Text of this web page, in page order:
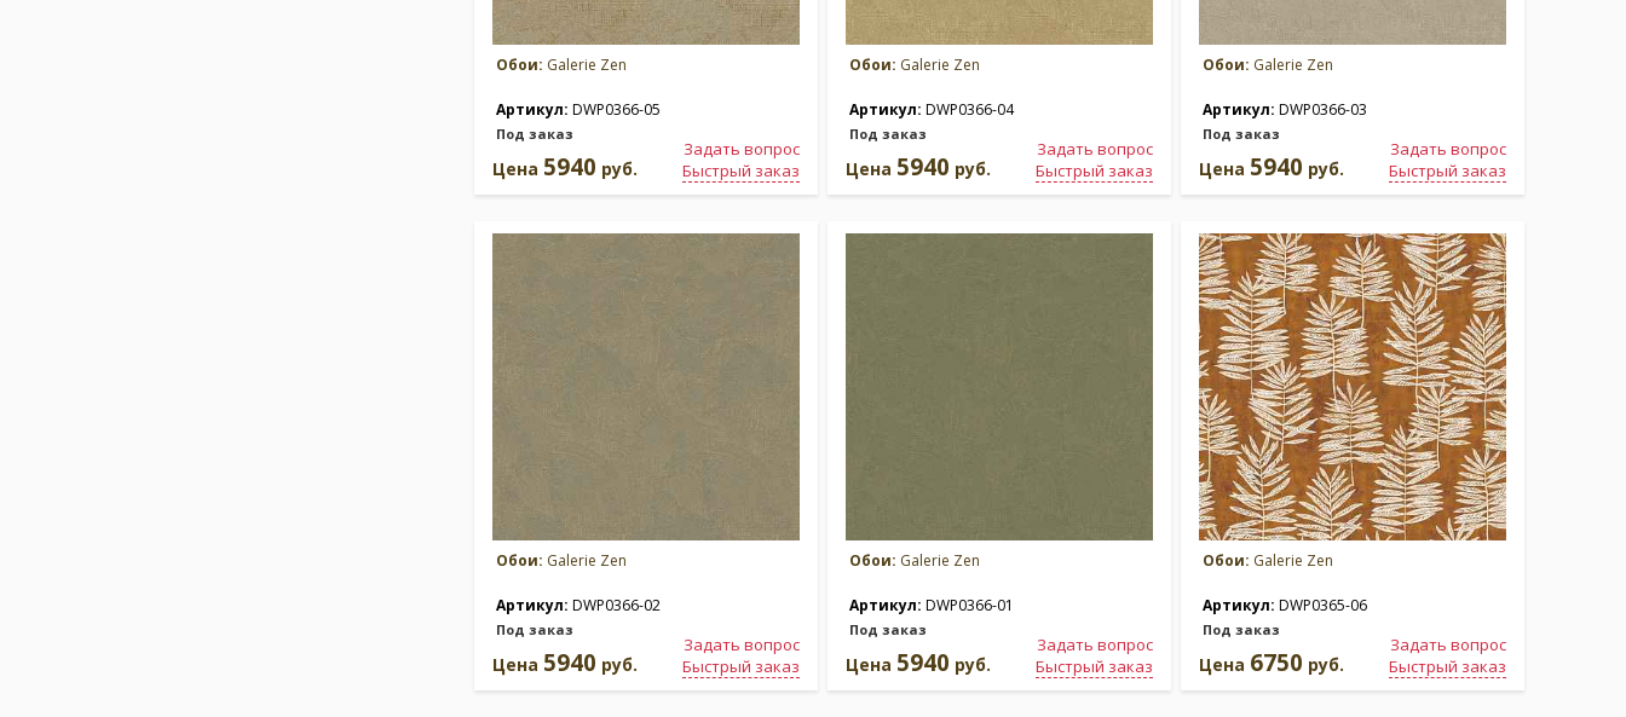
Обои: Galerie Zen
Артикул: DWP0366-05
Под заказ
Задать вопрос
Быстрый заказ
Цена 5940 руб.
Обои: Galerie Zen
Артикул: DWP0366-04
Под заказ
Задать вопрос
Быстрый заказ
Цена 5940 руб.
Обои: Galerie Zen
Артикул: DWP0366-03
Под заказ
Задать вопрос
Быстрый заказ
Цена 5940 руб.
Обои: Galerie Zen
Артикул: DWP0366-02
Под заказ
Задать вопрос
Быстрый заказ
Цена 5940 руб.
Обои: Galerie Zen
Артикул: DWP0366-01
Под заказ
Задать вопрос
Быстрый заказ
Цена 5940 руб.
Обои: Galerie Zen
Артикул: DWP0365-06
Под заказ
Задать вопрос
Быстрый заказ
Цена 6750 руб.